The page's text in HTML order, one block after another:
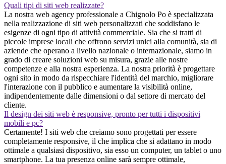
Quali tipi di siti web realizzate?
La nostra web agency professionale a Chignolo Po è specializzata
nella realizzazione di siti web personalizzati che soddisfano le
esigenze di ogni tipo di attività commerciale. Sia che si tratti di
piccole imprese locali che offrono servizi unici alla comunità, sia di
aziende che operano a livello nazionale o internazionale, siamo in
grado di creare soluzioni web su misura, grazie alle nostre
competenze e alla nostra esperienza. La nostra priorità è progettare
ogni sito in modo da rispecchiare l'identità del marchio, migliorare
l'interazione con il pubblico e aumentare la visibilità online,
indipendentemente dalle dimensioni o dal settore di mercato del
cliente.
Il design dei siti web è responsive, pronto per tutti i dispositivi
mobili e pc?
Certamente! I siti web che creiamo sono progettati per essere
completamente responsive, il che implica che si adattano in modo
ottimale a qualsiasi dispositivo, sia esso un computer, un tablet o uno
smartphone. La tua presenza online sarà sempre ottimale,